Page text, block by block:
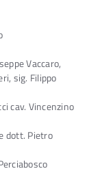
Vaccaro,
sig. Filippo
cav. Vincenzino
dott. Pietro